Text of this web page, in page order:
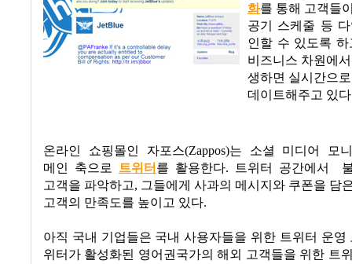
화를 통해 고객들
공기 스케줄 등
인할 수 있도록
비즈니스 차원에
생하면 실시간으
데이트해주고 있다
온라인 쇼핑몰인 자포스(Zappos)는 소셜 미디어 모
메인 축으로 트위터 를 활용한다. 트위터 공간에서
고객을 파악하고, 그들에게 사과의 메시지와 쿠폰을 담
고객의 만족도를 높이고 있다.
아직 국내 기업들은 국내 사용자들을 위한 트위터 운영
위터가 활성화된 영어권국가의 해외 고객들을 위한 트